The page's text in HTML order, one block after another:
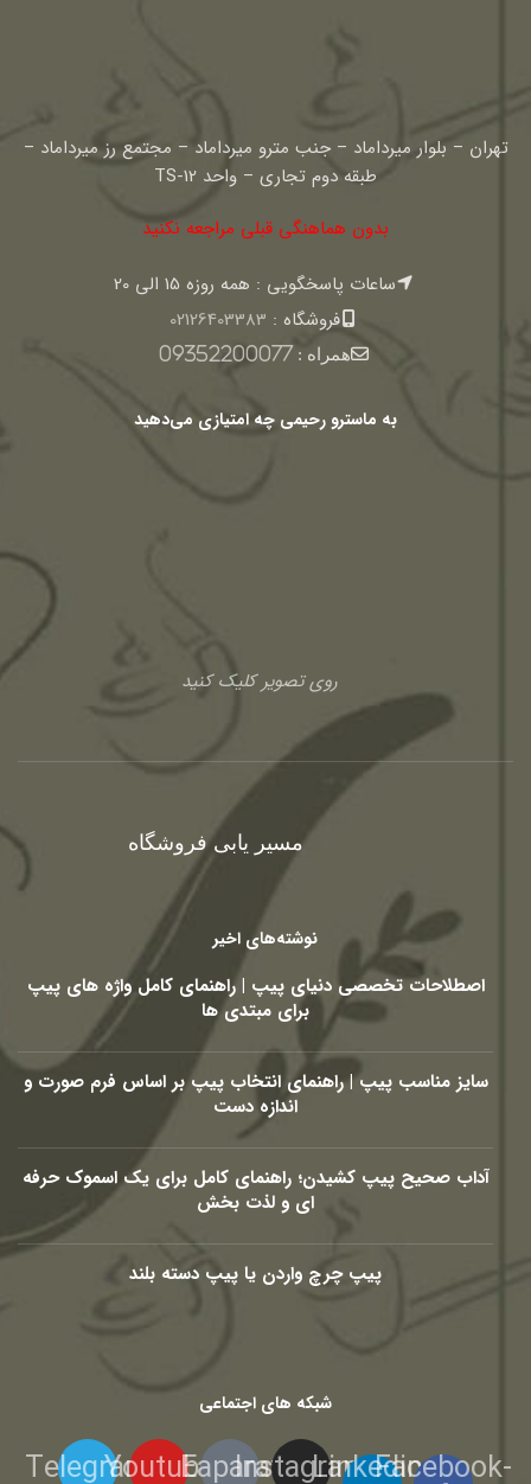
تهران – بلوار میرداماد – جنب مترو میرداماد – مجتمع رز میرداماد –
طبقه دوم تجاری – واحد TS-12
بدون هماهنگی قبلی مراجعه نکنید
ساعات پاسخگویی : همه روزه 15 الی 20
فروشگاه : 02126403383
همراه :09352200077
به ماسترو رحیمی چه امتیازی می‌دهید
روی تصویر کلیک کنید
مسیر یابی فروشگاه
نوشته‌های اخیر
اصطلاحات تخصصی دنیای پیپ | راهنمای کامل واژه های پیپ
برای مبتدی ها
سایز مناسب پیپ | راهنمای انتخاب پیپ بر اساس فرم صورت و
اندازه دست
آداب صحیح پیپ کشیدن؛ راهنمای کامل برای یک اسموک حرفه
ای و لذت بخش
پیپ چرچ واردن یا پیپ دسته بلند
شبکه های اجتماعی
Facebook-
Linkedin-
Instagram
Eaparat
Youtube
Telegram